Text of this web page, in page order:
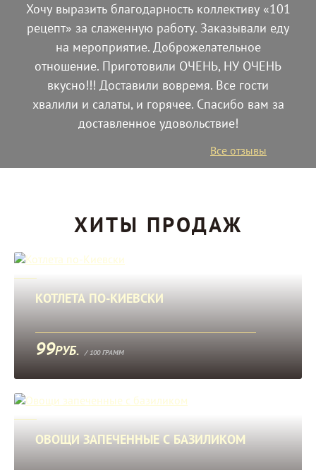
Хочу выразить благодарность коллективу «101
рецепт» за слаженную работу. Заказывали еду
на мероприятие. Доброжелательное
отношение. Приготовили ОЧЕНЬ, НУ ОЧЕНЬ
вкусно!!! Доставили вовремя. Все гости
хвалили и салаты, и горячее. Спасибо вам за
доставленное удовольствие!
Все отзывы
ХИТЫ ПРОДАЖ
КОТЛЕТА ПО-КИЕВСКИ
99РУБ. / 100 ГРАММ
ОВОЩИ ЗАПЕЧЕННЫЕ С БАЗИЛИКОМ